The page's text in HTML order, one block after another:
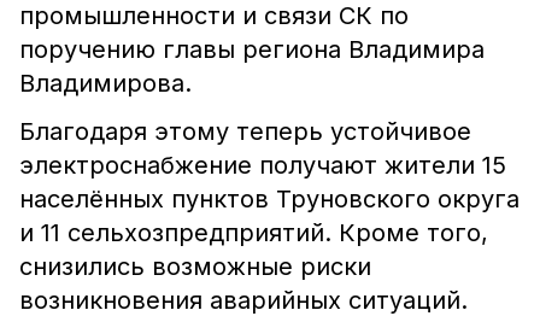
промышленности и связи СК по
поручению главы региона Владимира
Владимирова.
Благодаря этому теперь устойчивое
электроснабжение получают жители 15
населённых пунктов Труновского округа
и 11 сельхозпредприятий. Кроме того,
снизились возможные риски
возникновения аварийных ситуаций.